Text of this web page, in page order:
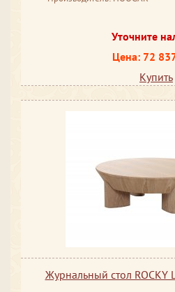
Уточните
Цена: 72
Купить
Журнальный стол ROCKY